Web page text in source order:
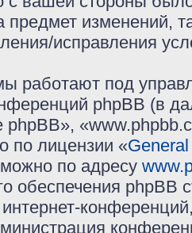
предмет изменений,
исправления
работают под
phpBB (в
phpBB»,
по лицензии «
по адресу
обеспечения phpBB